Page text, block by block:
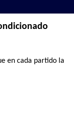
en cada partido la